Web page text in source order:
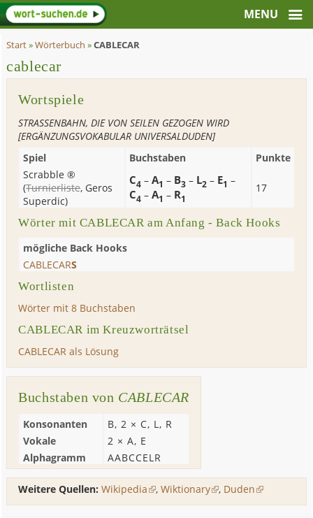
Start»Wörterbuch »CABLECAR
cablecar
Wortspiele
STRASSENBAHN, DIE VON SEILEN GEZOGEN WIRD
[ERGÄNZUNGSVOKABULAR UNIVERSALDUDEN]
Spiel
Buchstaben
Punkte
Scrabble ®
(Turnierliste, Geros
Superdic)
C4 –A1 – B3 – L2 – E1 –
C4 –A1 – R1
17
Wörter mit CABLECAR am Anfang - Back Hooks
mögliche Back Hooks
CABLECARS
Wortlisten
Wörter mit 8 Buchstaben
CABLECAR im Kreuzworträtsel
CABLECAR als Lösung
Buchstaben von CABLECAR
Konsonanten B, 2 × C, L, R
Vokale
2 ×A, E
Alphagramm
AABCCELR
Weitere Quellen: Wikipedia ,Wiktionary , Duden